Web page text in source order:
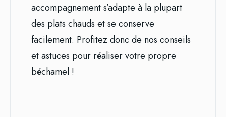
accompagnement s’adapte à la plupart
des plats chauds et se conserve
facilement. Profitez donc de nos conseils
et astuces pour réaliser votre propre
béchamel !